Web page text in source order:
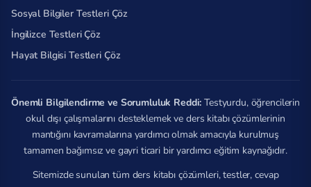
Sosyal Bilgiler Testleri Çöz
İngilizce Testleri Çöz
Hayat Bilgisi Testleri Çöz
Önemli Bilgilendirme ve Sorumluluk Reddi: Testyurdu, öğrencilerin
okul dışı çalışmalarını desteklemek ve ders kitabı çözümlerinin
mantığını kavramalarına yardımcı olmak amacıyla kurulmuş
tamamen bağımsız ve gayri ticari bir yardımcı eğitim kaynağıdır.
Sitemizde sunulan tüm ders kitabı çözümleri, testler, cevap